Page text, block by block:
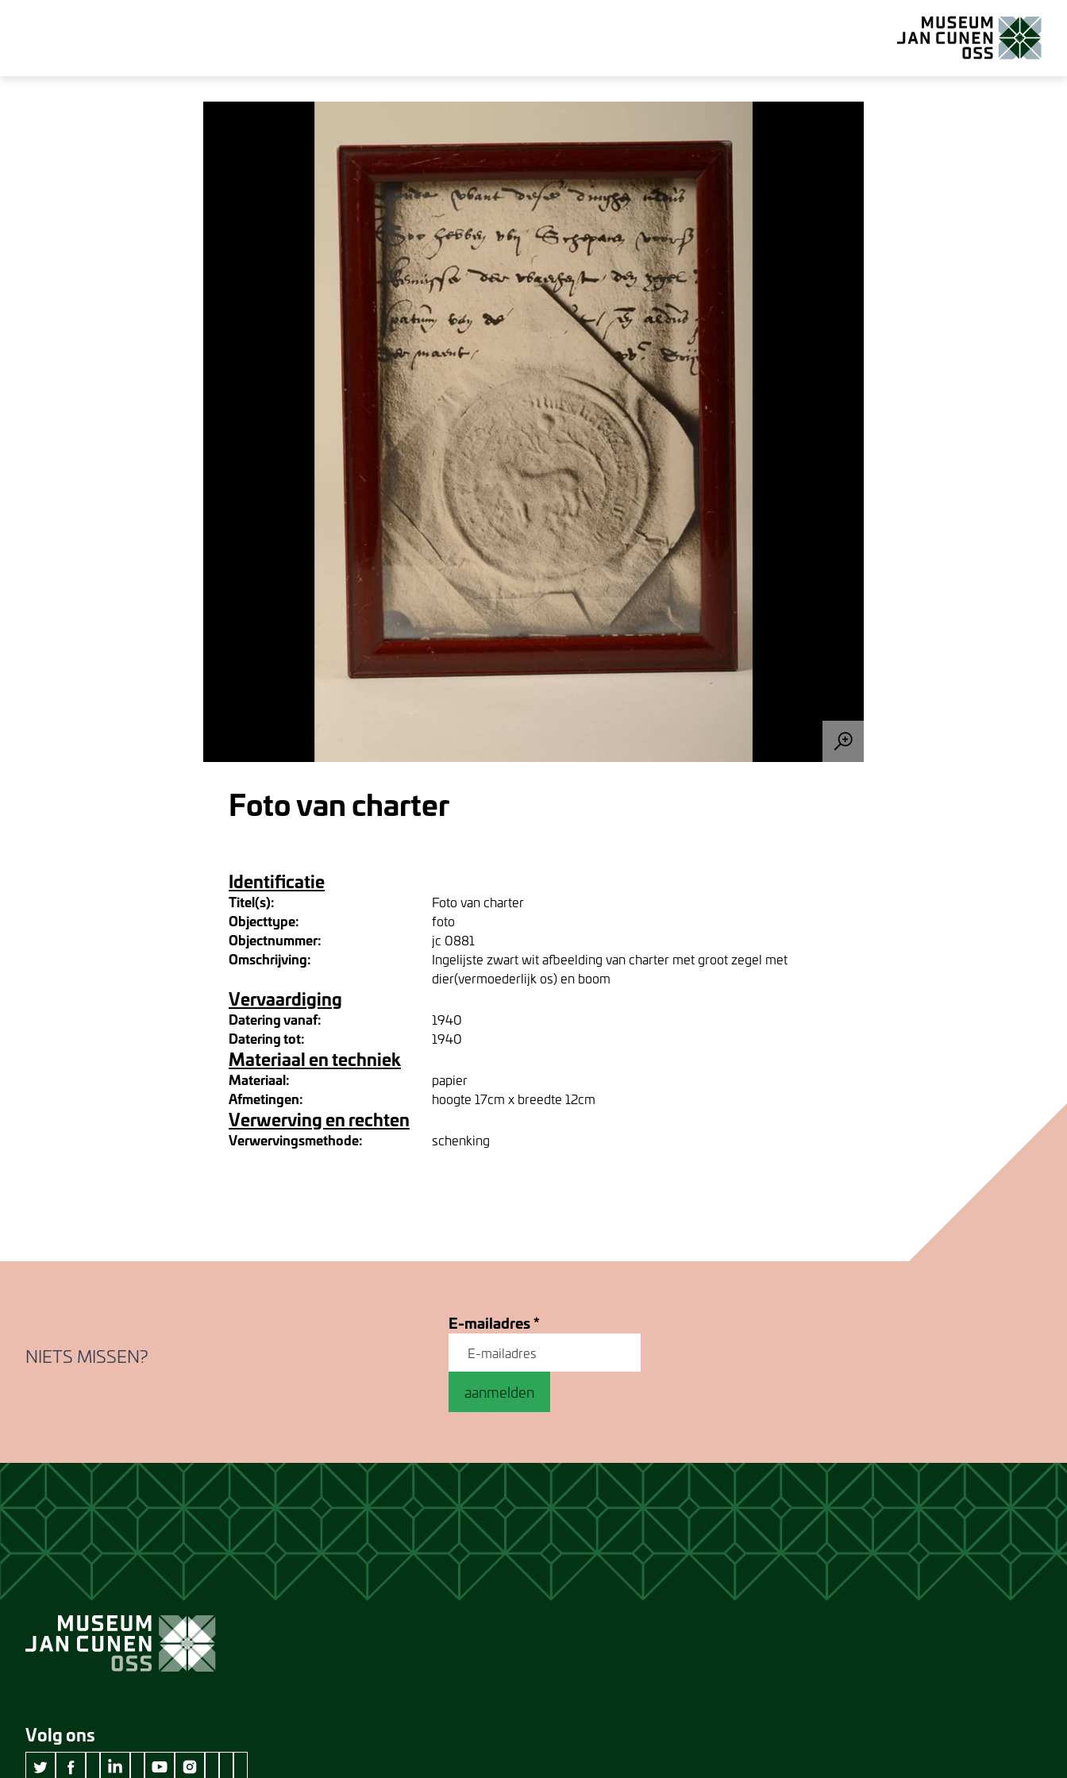
Foto van charter
Identificatie
Titel(s): Foto van charter
Objecttype: foto
Objectnummer: jc 0881
Omschrijving:
Ingelijste zwart wit afbeelding van charter met groot zegel met
dier(vermoederlijk os) en boom
Vervaardiging
Datering vanaf: 1940
Datering tot: 1940
Materiaal en techniek
Materiaal: papier
Afmetingen: hoogte 17cm x breedte 12cm
Verwerving en rechten
Verwervingsmethode: schenking
NIETS MISSEN?
E-mailadres*
aanmelden
Volg ons
wikipedia Museum Jan Cunen
googleplus Museum Jan Cunen